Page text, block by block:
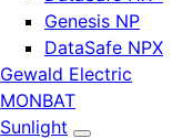
Genesis NP
DataSafe NPX
Gewald Electric
MONBAT
Sunlight